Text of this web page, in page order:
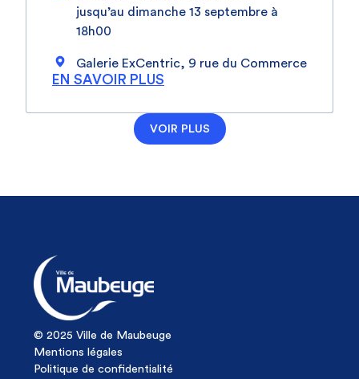
jusqu’au dimanche 13 septembre à
18h00
Galerie ExCentric, 9 rue du Commerce
EN SAVOIR PLUS
VOIR PLUS
© 2025 Ville de Maubeuge
Mentions légales
Politique de confidentialité